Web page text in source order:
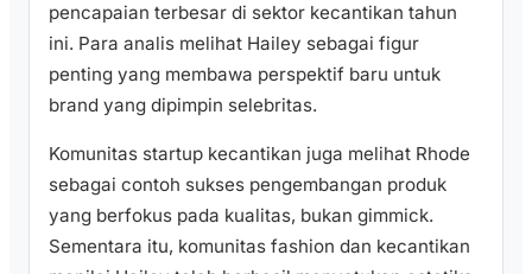
pencapaian terbesar di sektor kecantikan tahun
ini. Para analis melihat Hailey sebagai figur
penting yang membawa perspektif baru untuk
brand yang dipimpin selebritas.
Komunitas startup kecantikan juga melihat Rhode
sebagai contoh sukses pengembangan produk
yang berfokus pada kualitas, bukan gimmick.
Sementara itu, komunitas fashion dan kecantikan